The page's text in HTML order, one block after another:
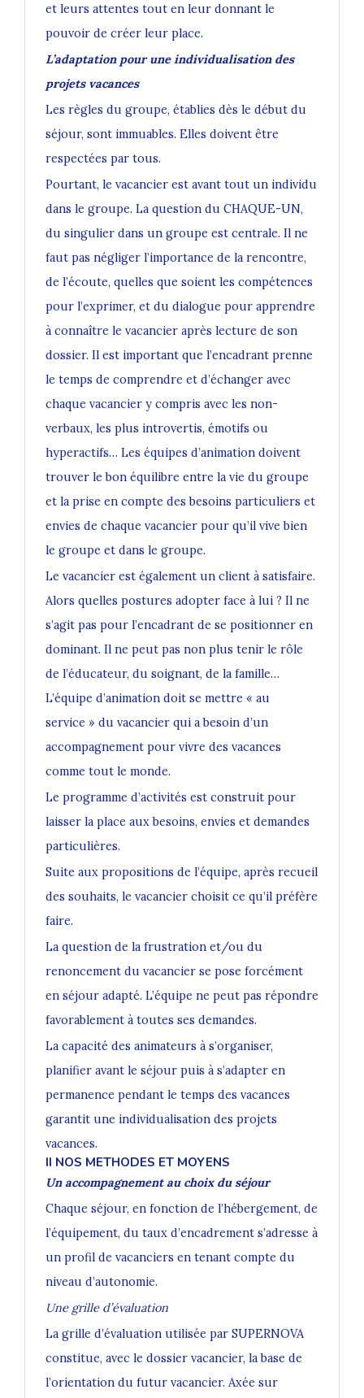
et leurs attentes tout en leur donnant le
pouvoir de créer leur place.
L’adaptation pour une individualisation des
projets vacances
Les règles du groupe, établies dès le début du
séjour, sont immuables. Elles doivent être
respectées par tous.
Pourtant, le vacancier est avant tout un individu
dans le groupe. La question du CHAQUE-UN,
du singulier dans un groupe est centrale. Il ne
faut pas négliger l’importance de la rencontre,
de l’écoute, quelles que soient les compétences
pour l’exprimer, et du dialogue pour apprendre
à connaître le vacancier après lecture de son
dossier. Il est important que l’encadrant prenne
le temps de comprendre et d’échanger avec
chaque vacancier y compris avec les non-
verbaux, les plus introvertis, émotifs ou
hyperactifs… Les équipes d’animation doivent
trouver le bon équilibre entre la vie du groupe
et la prise en compte des besoins particuliers et
envies de chaque vacancier pour qu’il vive bien
le groupe et dans le groupe.
Le vacancier est également un client à satisfaire.
Alors quelles postures adopter face à lui ? Il ne
s’agit pas pour l’encadrant de se positionner en
dominant. Il ne peut pas non plus tenir le rôle
de l’éducateur, du soignant, de la famille…
L’équipe d’animation doit se mettre « au
service » du vacancier qui a besoin d’un
accompagnement pour vivre des vacances
comme tout le monde.
Le programme d’activités est construit pour
laisser la place aux besoins, envies et demandes
particulières.
Suite aux propositions de l’équipe, après recueil
des souhaits, le vacancier choisit ce qu’il préfère
faire.
La question de la frustration et/ou du
renoncement du vacancier se pose forcément
en séjour adapté. L’équipe ne peut pas répondre
favorablement à toutes ses demandes.
La capacité des animateurs à s’organiser,
planifier avant le séjour puis à s’adapter en
permanence pendant le temps des vacances
garantit une individualisation des projets
vacances.
II NOS METHODES ET MOYENS
Un accompagnement au choix du séjour
Chaque séjour, en fonction de l’hébergement, de
l’équipement, du taux d’encadrement s’adresse à
un profil de vacanciers en tenant compte du
niveau d’autonomie.
Une grille d’évaluation
La grille d’évaluation utilisée par SUPERNOVA
constitue, avec le dossier vacancier, la base de
l’orientation du futur vacancier. Axée sur